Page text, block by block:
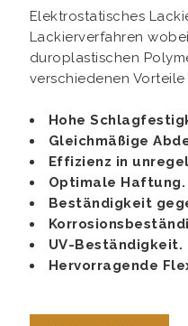
Elektrostatisches
Lackierverfahren
duroplastischen
verschiedenen Vorteile
Hohe
Gleichmäßige
Effizienz in
Optimale Haftung.
Beständigkeit
UV-Beständigkeit.
Hervorragende